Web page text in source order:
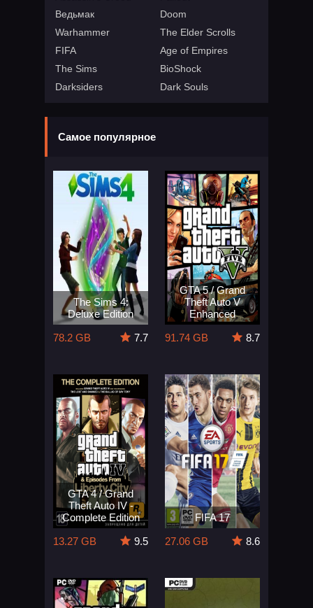
Ведьмак
Doom
Warhammer
The Elder Scrolls
FIFA
Age of Empires
The Sims
BioShock
Darksiders
Dark Souls
Самое популярное
The Sims 4:
Deluxe Edition
78.2 GB
7.7
GTA 5 / Grand
Theft Auto V
Enhanced
91.74 GB
8.7
GTA 4 / Grand
Theft Auto IV -
Complete Edition
13.27 GB
9.5
FIFA 17
27.06 GB
8.6